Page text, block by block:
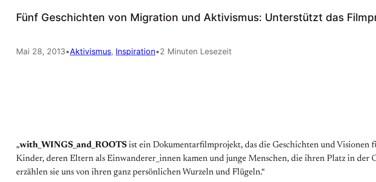
Fünf Geschichten von Migration und Aktivismus: Unterstützt das
Mai 28, 2013•Aktivismus, Inspiration•2 Minuten Lesezeit
„with_WINGS_and_ROOTS ist ein Dokumentarfilmprojekt, das die Geschichten und
Kinder, deren Eltern als Einwanderer_innen kamen und junge Menschen, die ihren Platz in der
erzählen sie uns von ihren ganz persönlichen Wurzeln und Flügeln.“